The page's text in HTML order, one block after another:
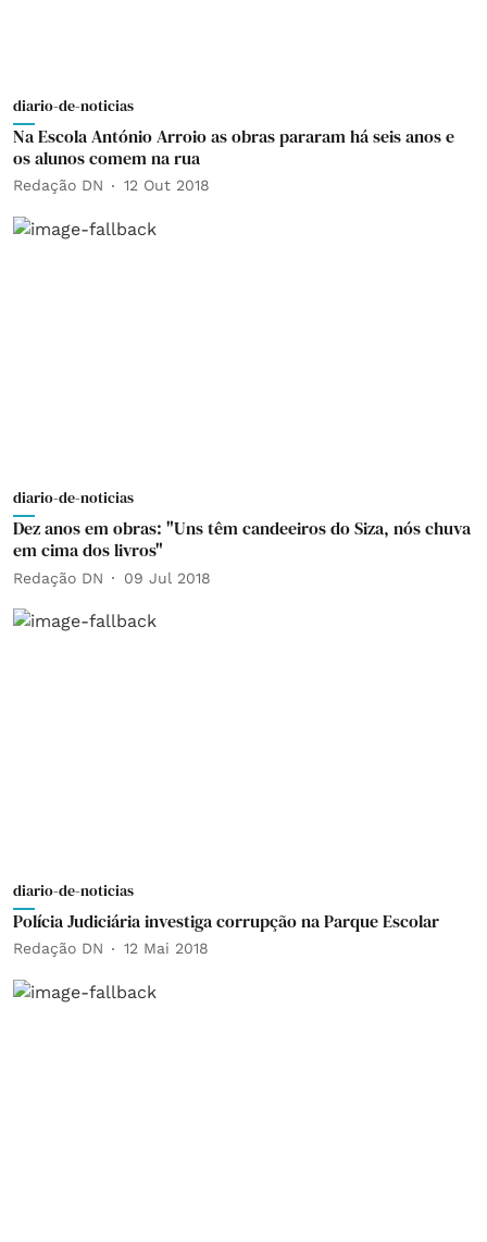
diario-de-noticias
Na Escola António Arroio as obras pararam há seis anos e
os alunos comem na rua
Redação DN 12 Out 2018
diario-de-noticias
Dez anos em obras: "Uns têm candeeiros do Siza, nós chuva
em cima dos livros"
Redação DN 09 Jul 2018
diario-de-noticias
Polícia Judiciária investiga corrupção na Parque Escolar
Redação DN 12 Mai 2018